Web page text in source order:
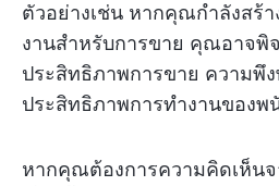
ตัวอย่างเช่น หากคุณกำลังสร้
งานสำหรับการขาย คุณอาจพิ
ประสิทธิภาพการขาย ความพึ
ประสิทธิภาพการทำงานของพ
หากคุณต้องการความคิดเห็น